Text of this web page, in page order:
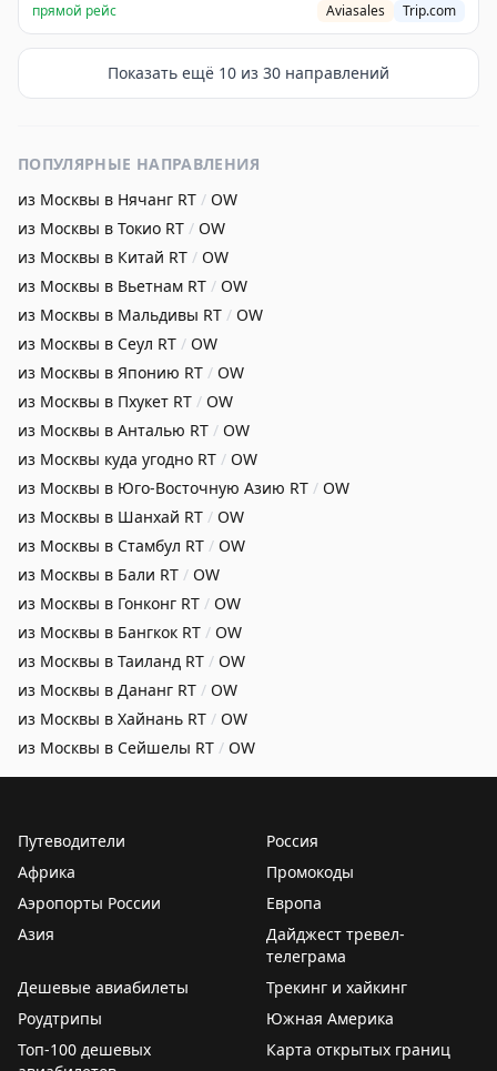
прямой рейс Aviasales Trip.com
Показать ещё 10 из 30 направлений
ПОПУЛЯРНЫЕ НАПРАВЛЕНИЯ
из Москвы в Нячанг RT / OW
из Москвы в Токио RT / OW
из Москвы в Китай RT / OW
из Москвы в Вьетнам RT / OW
из Москвы в Мальдивы RT / OW
из Москвы в Сеул RT / OW
из Москвы в Японию RT / OW
из Москвы в Пхукет RT / OW
из Москвы в Анталью RT / OW
из Москвы куда угодно RT / OW
из Москвы в Юго-Восточную Азию RT / OW
из Москвы в Шанхай RT / OW
из Москвы в Стамбул RT / OW
из Москвы в Бали RT / OW
из Москвы в Гонконг RT / OW
из Москвы в Бангкок RT / OW
из Москвы в Таиланд RT / OW
из Москвы в Дананг RT / OW
из Москвы в Хайнань RT / OW
из Москвы в Сейшелы RT / OW
Путеводители
Россия
Африка
Промокоды
Аэропорты России
Европа
Азия
Дайджест тревел-
телеграма
Дешевые авиабилеты
Трекинг и хайкинг
Роудтрипы
Южная Америка
Топ-100 дешевых
Карта открытых границ